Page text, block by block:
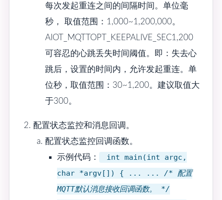
每次发起重连之间的间隔时间。单位毫
秒， 取值范围：1,000~1,200,000。
AIOT_MQTTOPT_KEEPALIVE_SEC1,200
可容忍的心跳丢失时间阈值。即：失去心
跳后，设置的时间内，允许发起重连。单
位秒，取值范围：30~1,200。建议取值大
于300。
配置状态监控和消息回调。
配置状态监控回调函数。
示例代码：
int main(int argc,
char *argv[]) { ... ... /* 配置
MQTT默认消息接收回调函数。 */